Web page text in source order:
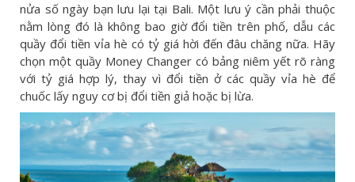
nửa số ngày bạn lưu lại tại Bali. Một lưu ý cần phải thuộc
nằm lòng đó là không bao giờ đổi tiền trên phố, dẫu các
quầy đổi tiền vỉa hè có tỷ giá hời đến đâu chăng nữa. Hãy
chọn một quầy Money Changer có bảng niêm yết rõ ràng
với tỷ giá hợp lý, thay vì đổi tiền ở các quầy vỉa hè để
chuốc lấy nguy cơ bị đổi tiền giả hoặc bị lừa.